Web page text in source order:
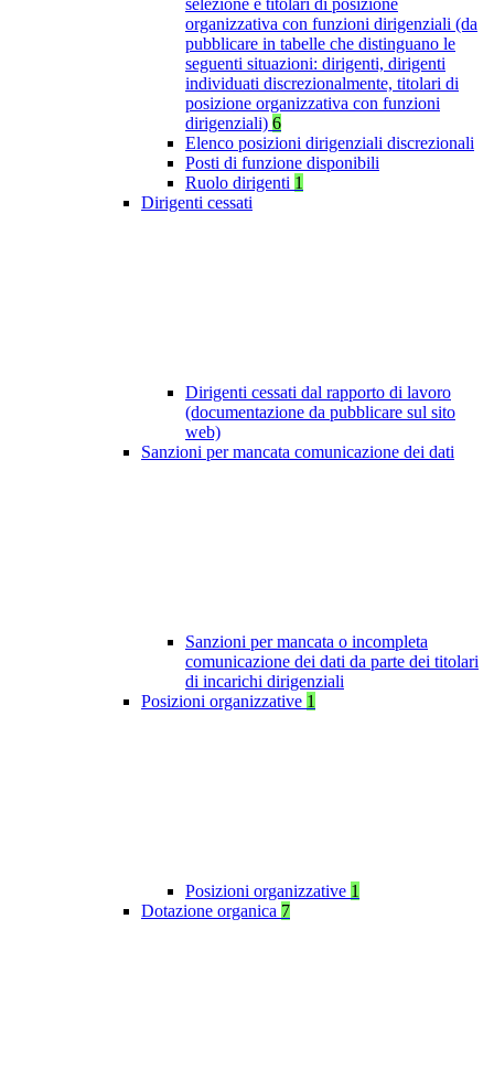
selezione e titolari di posizione
organizzativa con funzioni dirigenziali (da
pubblicare in tabelle che distinguano le
seguenti situazioni: dirigenti, dirigenti
individuati discrezionalmente, titolari di
posizione organizzativa con funzioni
dirigenziali) 6
Elenco posizioni dirigenziali discrezionali
Posti di funzione disponibili
Ruolo dirigenti 1
Dirigenti cessati
Dirigenti cessati dal rapporto di lavoro
(documentazione da pubblicare sul sito
web)
Sanzioni per mancata comunicazione dei dati
Sanzioni per mancata o incompleta
comunicazione dei dati da parte dei titolari
di incarichi dirigenziali
Posizioni organizzative 1
Posizioni organizzative 1
Dotazione organica 7